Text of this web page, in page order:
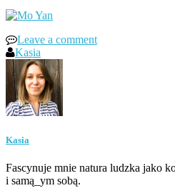
Leave a comment
Kasia
Kasia
Fascynuje mnie natura ludzka jako
i samą_ym sobą.